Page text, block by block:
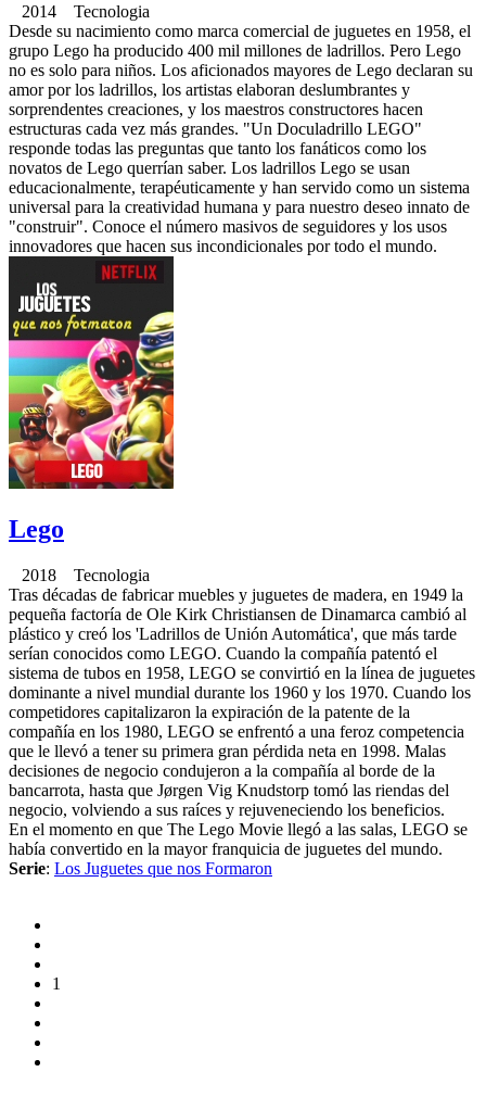
2014 Tecnologia
Desde su nacimiento como marca comercial de juguetes en 1958, el
grupo Lego ha producido 400 mil millones de ladrillos. Pero Lego
no es solo para niños. Los aficionados mayores de Lego declaran su
amor por los ladrillos, los artistas elaboran deslumbrantes y
sorprendentes creaciones, y los maestros constructores hacen
estructuras cada vez más grandes. "Un Doculadrillo LEGO"
responde todas las preguntas que tanto los fanáticos como los
novatos de Lego querrían saber. Los ladrillos Lego se usan
educacionalmente, terapéuticamente y han servido como un sistema
universal para la creatividad humana y para nuestro deseo innato de
"construir". Conoce el número masivos de seguidores y los usos
innovadores que hacen sus incondicionales por todo el mundo.
Lego
2018 Tecnologia
Tras décadas de fabricar muebles y juguetes de madera, en 1949 la
pequeña factoría de Ole Kirk Christiansen de Dinamarca cambió al
plástico y creó los 'Ladrillos de Unión Automática', que más tarde
serían conocidos como LEGO. Cuando la compañía patentó el
sistema de tubos en 1958, LEGO se convirtió en la línea de juguetes
dominante a nivel mundial durante los 1960 y los 1970. Cuando los
competidores capitalizaron la expiración de la patente de la
compañía en los 1980, LEGO se enfrentó a una feroz competencia
que le llevó a tener su primera gran pérdida neta en 1998. Malas
decisiones de negocio condujeron a la compañía al borde de la
bancarrota, hasta que Jørgen Vig Knudstorp tomó las riendas del
negocio, volviendo a sus raíces y rejuveneciendo los beneficios.
En el momento en que The Lego Movie llegó a las salas, LEGO se
había convertido en la mayor franquicia de juguetes del mundo.
Serie: Los Juguetes que nos Formaron
1